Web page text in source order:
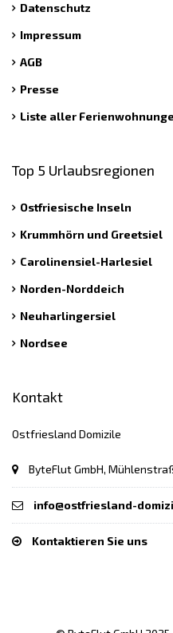
Datenschutz
Impressum
AGB
Presse
Liste aller
Top 5 Urlaubsregionen
Ostfriesische Inseln
Krummhörn und Greetsiel
Carolinensiel-Harlesiel
Norden-Norddeich
Neuharlingersiel
Nordsee
Kontakt
Ostfriesland Domizile
ByteFlut GmbH,
info@ostfriesland-
Kontaktieren Sie uns